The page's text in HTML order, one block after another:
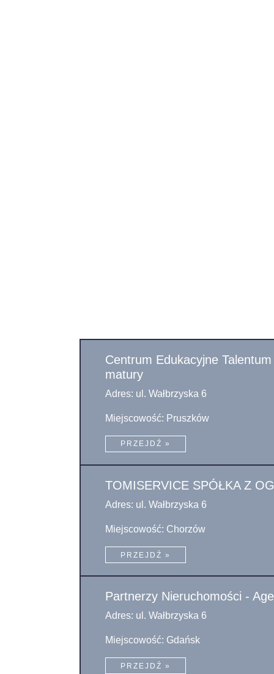
Centrum Edukacyjne
matury
Adres: ul. Wałbrzyska 6
Miejscowość: Pruszków
PRZEJDŹ »
TOMISERVICE SPÓŁKA Z
Adres: ul. Wałbrzyska 6
Miejscowość: Chorzów
PRZEJDŹ »
Partnerzy Nieruchomości -
Adres: ul. Wałbrzyska 6
Miejscowość: Gdańsk
PRZEJDŹ »